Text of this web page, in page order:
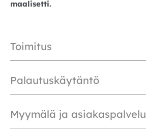
maalisetti.
Toimitus
Palautuskäytäntö
Myymälä ja asiakaspalvelu